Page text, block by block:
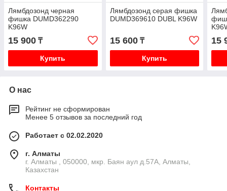
Лямбдозонд черная
фишка DUMD362290
K96W
15 900 ₸
Купить
Лямбдозонд серая фишка
DUMD369610 DUBL K96W
15 600₸
Купить
15
О нас
Рейтинг не сформирован
Менее 5 отзывов за последний год
Работает с 02.02.2020
г. Алматы
г. Алматы , 050000, мкр. Баян аул д.57А, Алматы,
Казахстан
Контакты